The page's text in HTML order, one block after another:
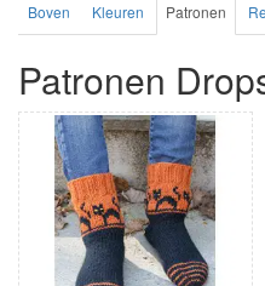
Boven Kleuren Patronen
Patronen